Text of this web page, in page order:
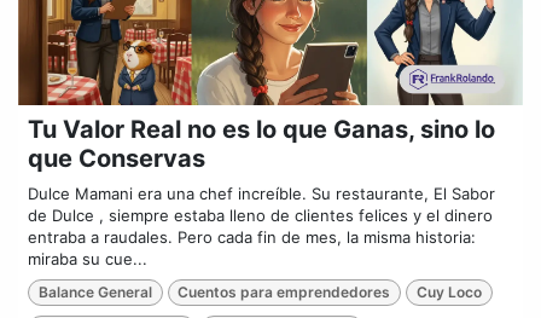
Tu Valor Real no es lo que Ganas, sino lo
que Conservas
Dulce Mamani era una chef increíble. Su restaurante, El Sabor
de Dulce , siempre estaba lleno de clientes felices y el dinero
entraba a raudales. Pero cada fin de mes, la misma historia:
miraba su cue...
Balance General Cuentos para emprendedores Cuy Loco